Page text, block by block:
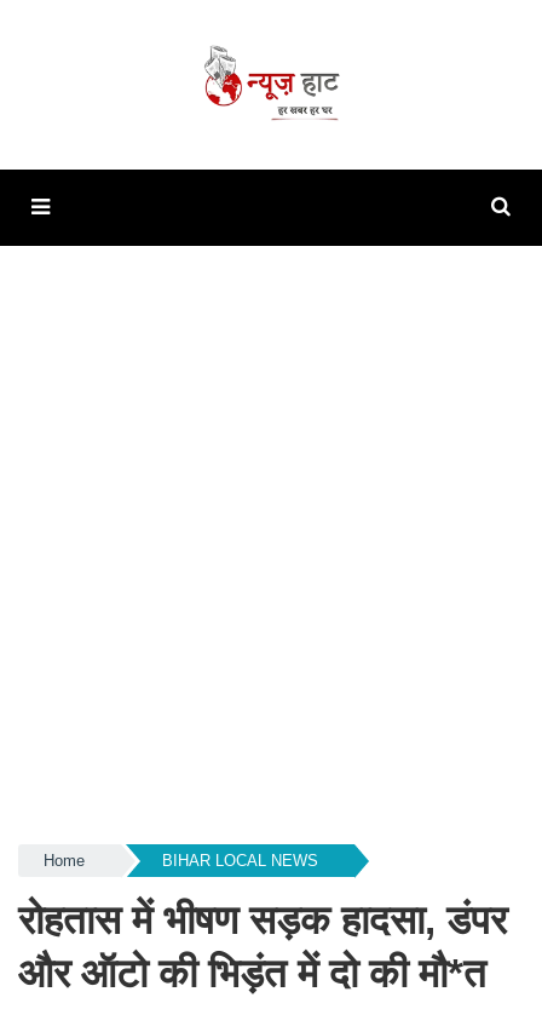
Home BIHAR LOCAL NEWS
रोहतास में भीषण सड़क हादसा, डंपर
और ऑटो की भिड़ंत में दो की मौ*त